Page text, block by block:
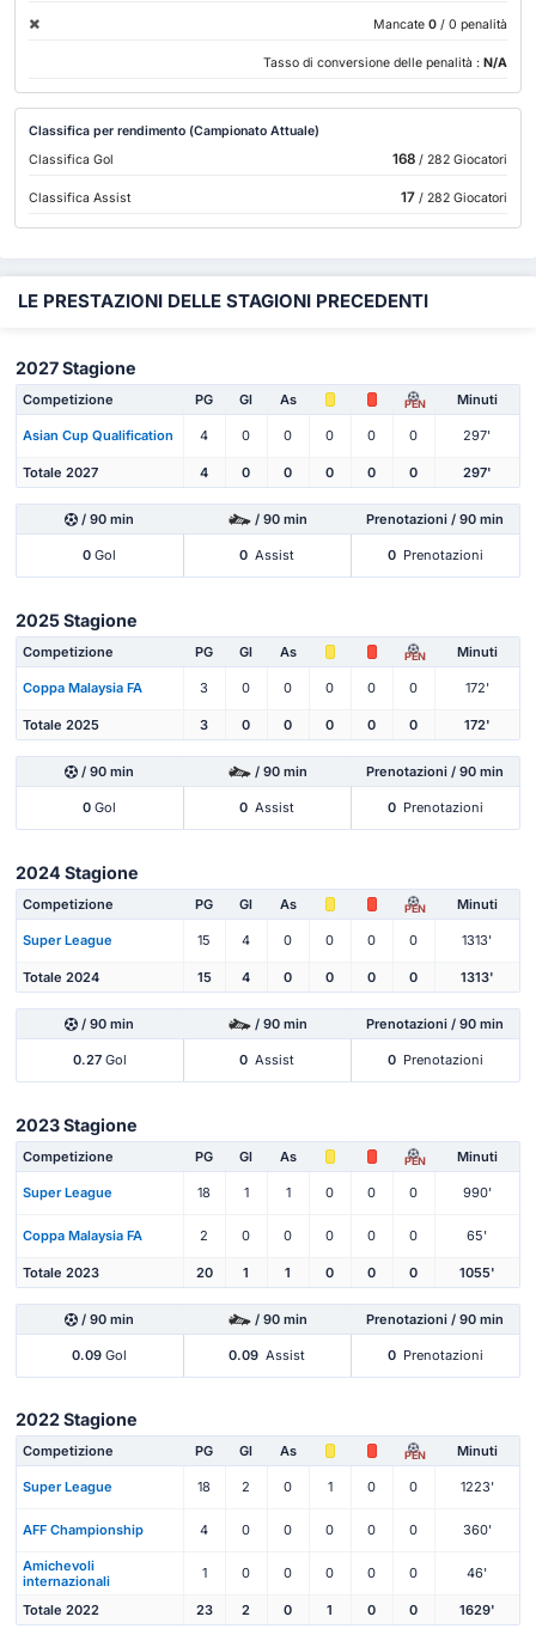
Mancate 0 / 0 penalità
Tasso di conversione delle penalità : N/A
Classifica per rendimento (Campionato Attuale)
Classifica Gol
168/ 282 Giocatori
Classifica Assist 17/ 282 Giocatori
LE PRESTAZIONI DELLE STAGIONI PRECEDENTI
2027 Stagione
Competizione PG Gl As PEN Minuti
Asian Cup Qualification 4 0 0 0 0 0 297'
Totale 2027 4 0 0 0 0 0 297'
/ 90 min / 90 min Prenotazioni / 90 min
0 Gol 0 Assist 0 Prenotazioni
2025 Stagione
Competizione PG Gl As PEN Minuti
Coppa Malaysia FA 3 0 0 0 0 0 172'
Totale 2025 3 0 0 0 0 0 172'
/ 90 min / 90 min Prenotazioni / 90 min
0 Gol 0 Assist 0 Prenotazioni
2024 Stagione
Competizione PG Gl As PEN Minuti
Super League 15 4 0 0 0 0 1313'
Totale 2024 15 4 0 0 0 0 1313'
/ 90 min / 90 min Prenotazioni / 90 min
0.27Gol 0 Assist 0 Prenotazioni
2023 Stagione
Competizione PG Gl As PEN Minuti
Super League 18 1 1 0 0 0 990'
Coppa Malaysia FA 2 0 0 0 0 0 65'
Totale 2023 20 1 1 0 0 0 1055'
/ 90 min / 90 min Prenotazioni / 90 min
0.09 Gol 0.09 Assist 0 Prenotazioni
2022 Stagione
Competizione PG Gl As PEN Minuti
Super League 18 2 0 1 0 0 1223'
AFF Championship 4 0 0 0 0 0 360'
Amichevoli
internazionali
1 0 0 0 0 0 46'
Totale 2022 23 2 0 1 0 0 1629'